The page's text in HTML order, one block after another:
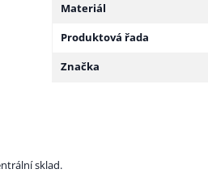
Materiál
Produktová řada
Značka
sklad.